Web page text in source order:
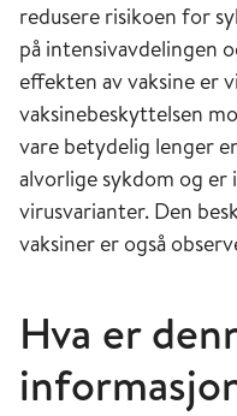
redusere risikoen for
på intensivavdelingen
effekten av vaksine er
vaksinebeskyttelsen
vare betydelig lenger
alvorlige sykdom og er
virusvarianter. Den
vaksiner er også
Hva er